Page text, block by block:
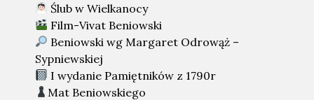
Ślub w Wielkanocy
Film-Vivat Beniowski
Beniowski wg Margaret Odrowąż –
Sypniewskiej
I wydanie Pamiętników z 1790r
Mat Beniowskiego